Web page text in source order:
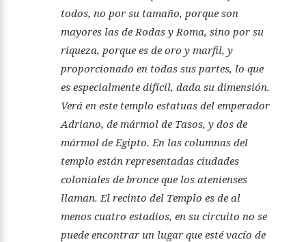
todos, no por su tamaño, porque son
mayores las de Rodas y Roma, sino por su
riqueza, porque es de oro y marfil, y
proporcionado en todas sus partes, lo que
es especialmente difícil, dada su dimensión.
Verá en este templo estatuas del emperador
Adriano, de mármol de Tasos, y dos de
mármol de Egipto. En las columnas del
templo están representadas ciudades
coloniales de bronce que los atenienses
llaman. El recinto del Templo es de al
menos cuatro estadios, en su circuito no se
puede encontrar un lugar que esté vacío de